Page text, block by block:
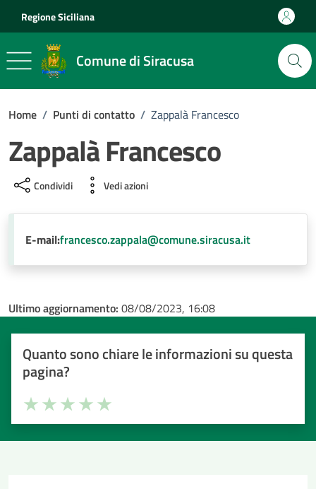
Regione Siciliana
Comune di Siracusa
Home / Punti di contatto / Zappalà Francesco
Zappalà Francesco
Condividi Vedi azioni
E-mail:francesco.zappala@comune.siracusa.it
Ultimo aggiornamento: 08/08/2023, 16:08
Quanto sono chiare le informazioni su questa
pagina?
Valuta la chiarezza delle informazioni (da 1 a 5 stelle)
Seleziona il numero di stelle per valutare la chiarezza delle
Valuta 5 stelle su 5
Valuta 4 stelle su 5
Valuta 3 stelle su 5
Valuta 2 stelle su 5
Valuta 1 stelle su 5